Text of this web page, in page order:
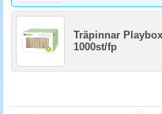
Träpinnar
1000st/fp